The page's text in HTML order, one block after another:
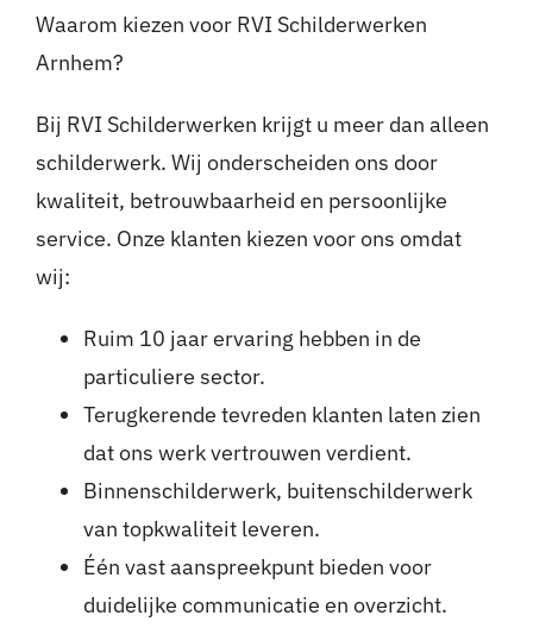
Waarom kiezen voor RVI Schilderwerken
Arnhem?
Bij RVI Schilderwerken krijgt u meer dan alleen
schilderwerk. Wij onderscheiden ons door
kwaliteit, betrouwbaarheid en persoonlijke
service. Onze klanten kiezen voor ons omdat
wij:
Ruim 10 jaar ervaring hebben in de
particuliere sector.
Terugkerende tevreden klanten laten zien
dat ons werk vertrouwen verdient.
Binnenschilderwerk, buitenschilderwerk
van topkwaliteit leveren.
Één vast aanspreekpunt bieden voor
duidelijke communicatie en overzicht.